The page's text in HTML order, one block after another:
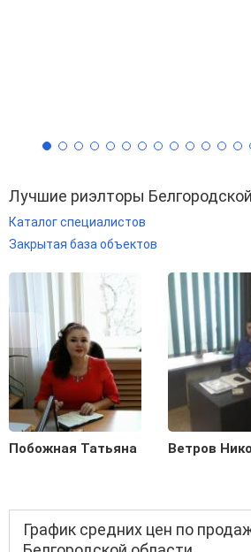
Лучшие риэлторы
Каталог специалистов
Закрытая база объектов
Побожная Татьяна Ветров
График средних цен по